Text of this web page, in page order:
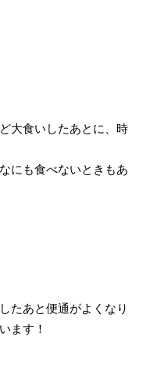
大食いしたあとに、時
にも食べないときもあ
たあと便通がよくなり
ます！